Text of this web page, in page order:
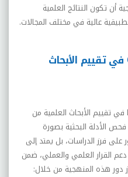
تكون النتائج العلمية
عالية في مختلف المجالات.
ما دور منهجية Cochrane في تقييم الأبحاث
في تقييم الأبحاث العلمية من
الأدلة البحثية بصورة
فرز الدراسات، بل يمتد إلى
القرار العلمي والعملي، ضمن
دور هذه المنهجية من خلال: